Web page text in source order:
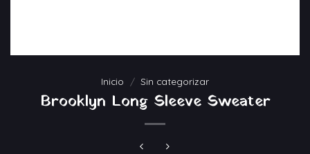
Inicio / Sin categorizar
Brooklyn Long Sleeve Sweater